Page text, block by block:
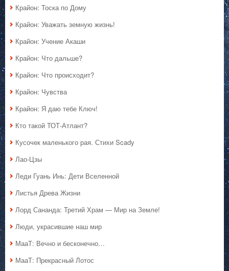
Крайон: Тоска по Дому
Крайон: Уважать земную жизнь!
Крайон: Учение Акаши
Крайон: Что дальше?
Крайон: Что происходит?
Крайон: Чувства
Крайон: Я даю тебе Ключ!
Кто такой ТОТ-Атлант?
Кусочек маленького рая. Стихи Scady
Лао-Цзы
Леди Гуань Инь: Дети Вселенной
Листья Древа Жизни
Лорд Сананда: Третий Храм — Мир на Земле!
Люди, украсившие наш мир
МааТ: Вечно и бесконечно…
МааТ: Прекрасный Лотос